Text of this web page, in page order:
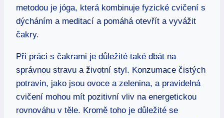
metodou je jóga, která kombinuje fyzické cvičení s
dýcháním a meditací a pomáhá otevřít a vyvážit
čakry.
Při práci s čakrami je důležité také dbát na
správnou stravu a životní styl. Konzumace čistých
potravin, jako jsou ovoce a zelenina, a pravidelná
cvičení mohou mít pozitivní vliv na energetickou
rovnováhu v těle. Kromě toho je důležité se